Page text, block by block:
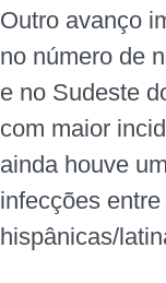
Outro avanço
no número de
e no Sudeste
com maior
ainda houve
infecções
hispânicas/